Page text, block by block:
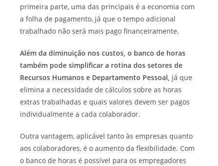
primeira parte, uma das principais é a economia com
a folha de pagamento, já que o tempo adicional
trabalhado não será mais pago financeiramente.
Além da diminuição nos custos, o banco de horas
também pode simplificar a rotina dos setores de
Recursos Humanos e Departamento Pessoal, já que
elimina a necessidade de cálculos sobre as horas
extras trabalhadas e quais valores devem ser pagos
individualmente a cada colaborador.
Outra vantagem, aplicável tanto às empresas quanto
aos colaboradores, é o aumento da flexibilidade. Com
o banco de horas é possível para os empregadores